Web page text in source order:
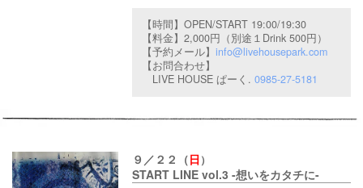
【時間】OPEN/START 19:00/19:30
【料金】2,000円（別途１Drink 500円）
【予約メール】info@livehousepark.com
【お問合わせ】
LIVE HOUSE ぱーく.0985-27-5181
９／２２（日）
START LINE vol.3 -想いをカタチに-